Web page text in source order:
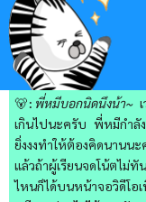
🐻: พี่หมีบอกนิดนึงน้า~เ
เกินไปนะครับ พี่หมีกำลั
ยิ่งงงทำให้ต้องคิดนานนะ
แล้วถ้าผู้เรียนจดโน้ตไม่
ไหนก็ได้บนหน้าจอวิดีโอ